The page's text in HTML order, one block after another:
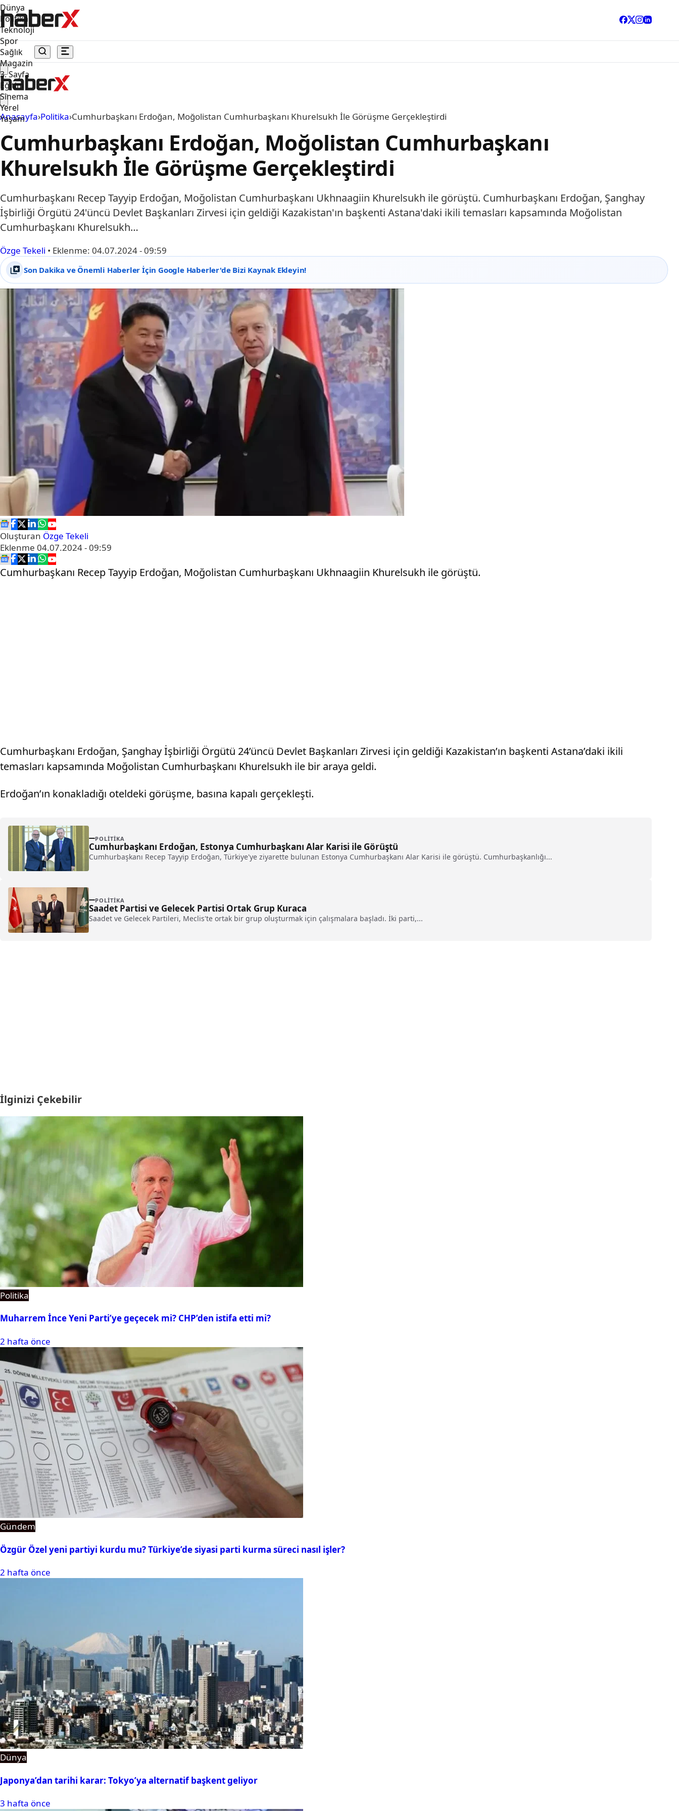
Dünya
Politika
Teknoloji
Spor
Sağlık
Magazin
3. Sayfa
Eğitim
Sinema
Yerel
Yaşam
Anasayfa›Politika›Cumhurbaşkanı Erdoğan, Moğolistan Cumhurbaşkanı Khurelsukh İle Görüşme Gerçekleştirdi
Cumhurbaşkanı Erdoğan, Moğolistan Cumhurbaşkanı
Khurelsukh İle Görüşme Gerçekleştirdi
Cumhurbaşkanı Recep Tayyip Erdoğan, Moğolistan Cumhurbaşkanı Ukhnaagiin Khurelsukh ile görüştü. Cumhurbaşkanı Erdoğan, Şanghay
İşbirliği Örgütü 24'üncü Devlet Başkanları Zirvesi için geldiği Kazakistan'ın başkenti Astana'daki ikili temasları kapsamında Moğolistan
Cumhurbaşkanı Khurelsukh…
Özge Tekeli • Eklenme: 04.07.2024 - 09:59
Son Dakika ve Önemli Haberler İçin Google Haberler'de Bizi Kaynak Ekleyin!
Oluşturan Özge Tekeli
Eklenme 04.07.2024 - 09:59
Cumhurbaşkanı Recep Tayyip Erdoğan, Moğolistan Cumhurbaşkanı Ukhnaagiin Khurelsukh ile görüştü.
Cumhurbaşkanı Erdoğan, Şanghay İşbirliği Örgütü 24’üncü Devlet Başkanları Zirvesi için geldiği Kazakistan’ın başkenti Astana’daki ikili
temasları kapsamında Moğolistan Cumhurbaşkanı Khurelsukh ile bir araya geldi.
Erdoğan’ın konakladığı oteldeki görüşme, basına kapalı gerçekleşti.
POLITIKA
Cumhurbaşkanı Erdoğan, Estonya Cumhurbaşkanı Alar Karisi ile Görüştü
Cumhurbaşkanı Recep Tayyip Erdoğan, Türkiye'ye ziyarette bulunan Estonya Cumhurbaşkanı Alar Karisi ile görüştü. Cumhurbaşkanlığı...
POLITIKA
Saadet Partisi ve Gelecek Partisi Ortak Grup Kuraca
Saadet ve Gelecek Partileri, Meclis'te ortak bir grup oluşturmak için çalışmalara başladı. İki parti,...
İlginizi Çekebilir
Politika
Muharrem İnce Yeni Parti’ye geçecek mi? CHP’den istifa etti mi?
2 hafta önce
Gündem
Özgür Özel yeni partiyi kurdu mu? Türkiye’de siyasi parti kurma süreci nasıl işler?
2 hafta önce
Dünya
Japonya’dan tarihi karar: Tokyo’ya alternatif başkent geliyor
3 hafta önce